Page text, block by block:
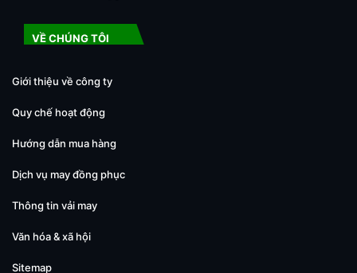
VỀ CHÚNG TÔI
Giới thiệu về công ty
Quy chế hoạt động
Hướng dẫn mua hàng
Dịch vụ may đồng phục
Thông tin vải may
Văn hóa & xã hội
Sitemap